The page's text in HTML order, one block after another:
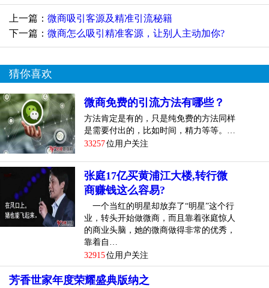
上一篇： 微商吸引客源及精准引流秘籍
下一篇： 微商怎么吸引精准客源，让别人主动加你?
猜你喜欢
微商免费的引流方法有哪些？
方法肯定是有的，只是纯免费的方法同样
是需要付出的，比如时间，精力等等。…
33257位用户关注
张庭17亿买黄浦江大楼,转行微
商赚钱这么容易?
一个当红的明星却放弃了“明星”这个行
业，转头开始做微商，而且靠着张庭惊人
的商业头脑，她的微商做得非常的优秀，
靠着自…
32915位用户关注
芳香世家年度荣耀盛典版纳之